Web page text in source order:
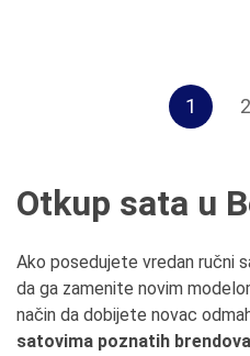
1 2
Otkup sata u
Ako posedujete vredan ručni
da ga zamenite novim
način da dobijete novac
satovima poznatih brendova